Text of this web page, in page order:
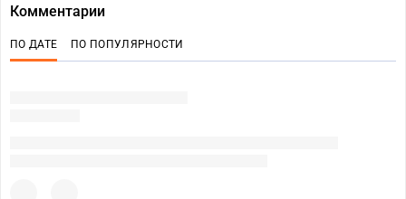
Комментарии
ПО ДАТЕ ПО ПОПУЛЯРНОСТИ